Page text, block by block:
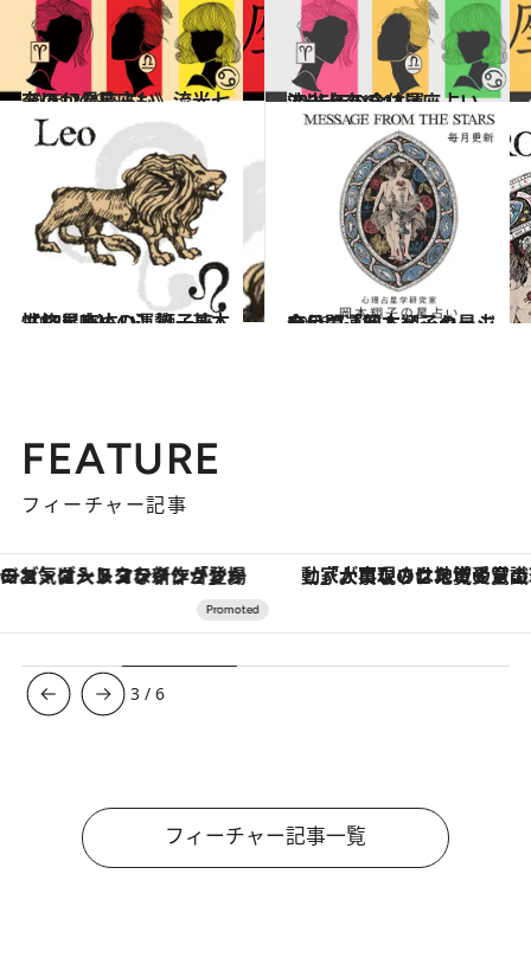
2026.7.29
《ほかの星座も》流光七奈の12星座占い
占い 2025.12.17
流光七奈の12星座占い 2026年の全体運
占い
2021.12.1
【12星座占い】獅子座（しし座）の運勢、基本性格まとめ
占い 2026.7.31
今月の運勢＆メッセージを公開「岡本翔子の星占い」
占い
FEATURE
フィーチャー記事
「大事なのは地域の意識を変えること」。ロレックス賞受賞の自然保護活動家が実現させたナイジェリアの自然環境の復活
3 /6
フィーチャー記事一覧